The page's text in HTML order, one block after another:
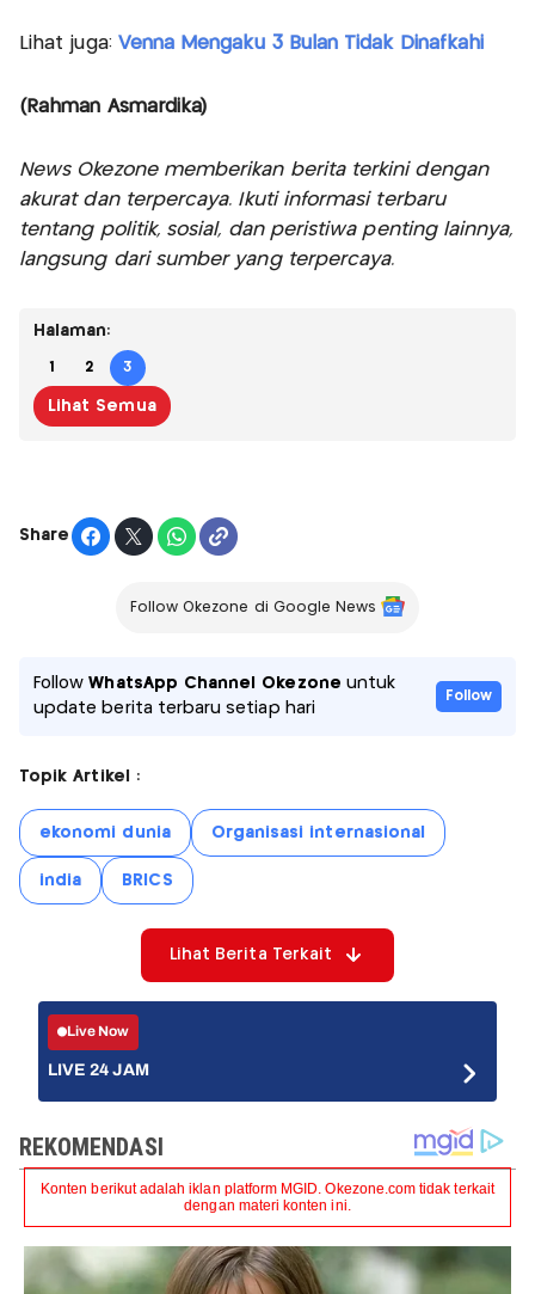
Lihat juga: Venna Mengaku 3 Bulan Tidak Dinafkahi
(Rahman Asmardika)
News Okezone memberikan berita terkini dengan
akurat dan terpercaya. Ikuti informasi terbaru
tentang politik, sosial, dan peristiwa penting lainnya,
langsung dari sumber yang terpercaya.
Halaman:
1 2 3
Lihat Semua
Share
Follow Okezone di Google News
FollowWhatsApp Channel Okezone untuk
update berita terbaru setiap hari
Follow
Topik Artikel :
ekonomi dunia Organisasi internasional
india BRICS
Lihat Berita Terkait
Live Now
LIVE 24 JAM